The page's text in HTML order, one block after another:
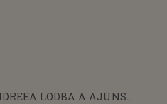
LODBA A AJUNS